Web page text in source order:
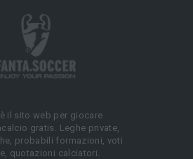
il sito web per giocare
gratis. Leghe private,
probabili formazioni, voti
quotazioni calciatori.